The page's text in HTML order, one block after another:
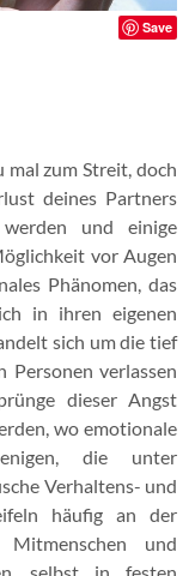
Save
mal zum Streit, doch
deines Partners
und einige
vor Augen
Phänomen, das
in ihren eigenen
sich um die tief
Personen verlassen
dieser Angst
wo emotionale
die unter
Verhaltens- und
häufig an der
und